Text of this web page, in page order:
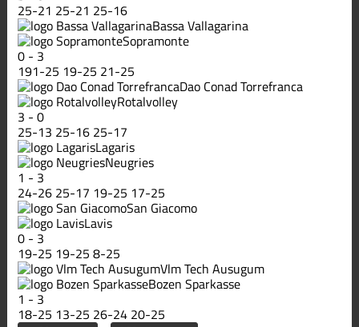
25-21 25-21 25-16
Bassa Vallagarina
Sopramonte
0 - 3
191-25 19-25 21-25
Dao Conad Torrefranca
Rotalvolley
3 -0
25-13 25-16 25-17
Lagaris
Neugries
1 - 3
24-26 25-17 19-25 17-25
San Giacomo
Lavis
0 - 3
19-25 19-25 8-25
Vlm Tech Ausugum
Bozen Sparkasse
1 - 3
18-25 13-25 26-24 20-25